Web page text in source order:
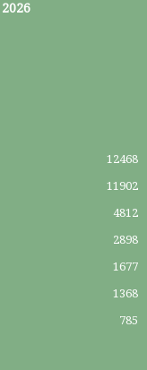
12468
11902
4812
2898
1677
1368
785